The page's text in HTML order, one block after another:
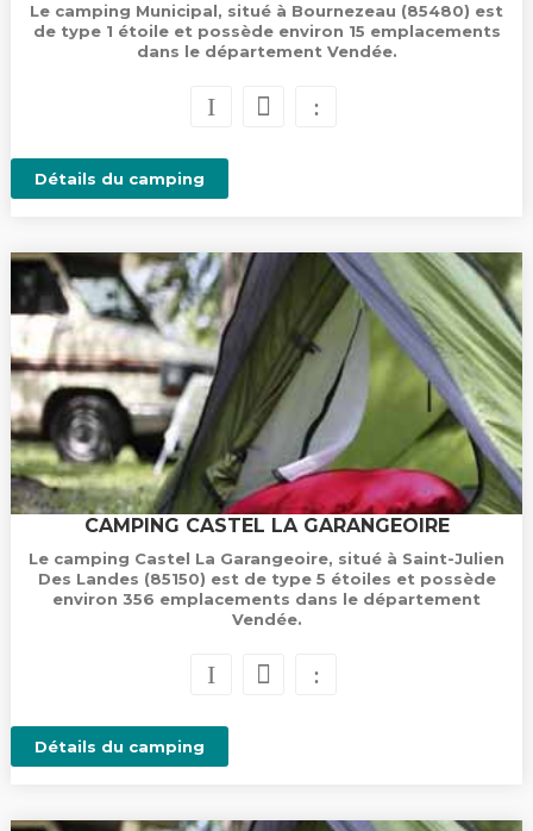
Le camping Municipal, situé à Bournezeau (85480) est
de type 1 étoile et possède environ 15 emplacements
dans le département Vendée.
Détails du camping
CAMPING CASTEL LA GARANGEOIRE
Le camping Castel La Garangeoire, situé à Saint-Julien
Des Landes (85150) est de type 5 étoiles et possède
environ 356 emplacements dans le département
Vendée.
Détails du camping